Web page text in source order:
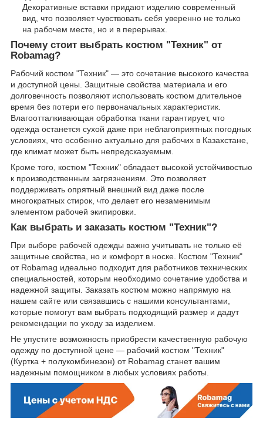
Декоративные вставки придают изделию современный
вид, что позволяет чувствовать себя уверенно не только
на рабочем месте, но и в перерывах.
Почему стоит выбрать костюм "Техник" от
Robamag?
Рабочий костюм "Техник" — это сочетание высокого качества
и доступной цены. Защитные свойства материала и его
долговечность позволяют использовать костюм длительное
время без потери его первоначальных характеристик.
Влагоотталкивающая обработка ткани гарантирует, что
одежда останется сухой даже при неблагоприятных погодных
условиях, что особенно актуально для рабочих в Казахстане,
где климат может быть непредсказуемым.
Кроме того, костюм "Техник" обладает высокой устойчивостью
к производственным загрязнениям. Это позволяет
поддерживать опрятный внешний вид даже после
многократных стирок, что делает его незаменимым
элементом рабочей экипировки.
Как выбрать и заказать костюм "Техник"?
При выборе рабочей одежды важно учитывать не только её
защитные свойства, но и комфорт в носке. Костюм "Техник"
от Robamag идеально подходит для работников технических
специальностей, которым необходимо сочетание удобства и
надежной защиты. Заказать костюм можно напрямую на
нашем сайте или связавшись с нашими консультантами,
которые помогут вам выбрать подходящий размер и дадут
рекомендации по уходу за изделием.
Не упустите возможность приобрести качественную рабочую
одежду по доступной цене — рабочий костюм "Техник"
(Куртка + полукомбинезон) от Robamag станет вашим
надежным помощником в любых условиях работы.